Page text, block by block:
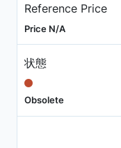
Reference Price
Price N/A
状態
Obsolete